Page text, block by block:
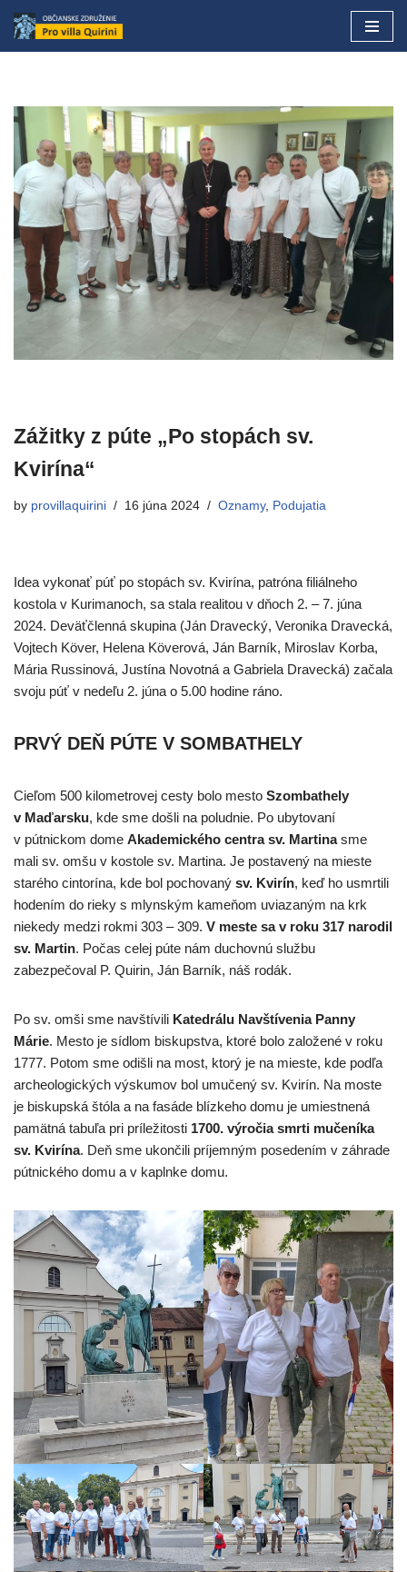
Preskočiť
Zážitky z púte „Po stopách sv.
Kvirína“
by provillaquirini 16 júna 2024 Oznamy, Podujatia
Idea vykonať púť po stopách sv. Kvirína, patróna filiálneho
kostola v Kurimanoch, sa stala realitou v dňoch 2. – 7. júna
2024. Deväťčlenná skupina (Ján Dravecký, Veronika Dravecká,
Vojtech Köver, Helena Köverová, Ján Barník, Miroslav Korba,
Mária Russinová, Justína Novotná a Gabriela Dravecká) začala
svoju púť v nedeľu 2. júna o 5.00 hodine ráno.
PRVÝ DEŇ PÚTE V SOMBATHELY
Cieľom 500 kilometrovej cesty bolo mesto Szombathely
v Maďarsku, kde sme došli na poludnie. Po ubytovaní
v pútnickom dome Akademického centra sv. Martinasme
mali sv. omšu v kostole sv. Martina. Je postavený na mieste
starého cintorína, kde bol pochovaný sv. Kvirín, keď ho usmrtili
hodením do rieky s mlynským kameňom uviazaným na krk
niekedy medzi rokmi 303 – 309. V meste sa v roku 317 narodil
sv. Martin. Počas celej púte nám duchovnú službu
zabezpečoval P. Quirin, Ján Barník, náš rodák.
Po sv. omši sme navštívili Katedrálu Navštívenia Panny
Márie. Mesto je sídlom biskupstva, ktoré bolo založené v roku
1777. Potom sme odišli na most, ktorý je na mieste, kde podľa
archeologických výskumov bol umučený sv. Kvirín. Na moste
je biskupská štóla a na fasáde blízkeho domu je umiestnená
pamätná tabuľa pri príležitosti 1700. výročia smrti mučeníka
sv. Kvirína. Deň sme ukončili príjemným posedením v záhrade
pútnického domu a v kaplnke domu.